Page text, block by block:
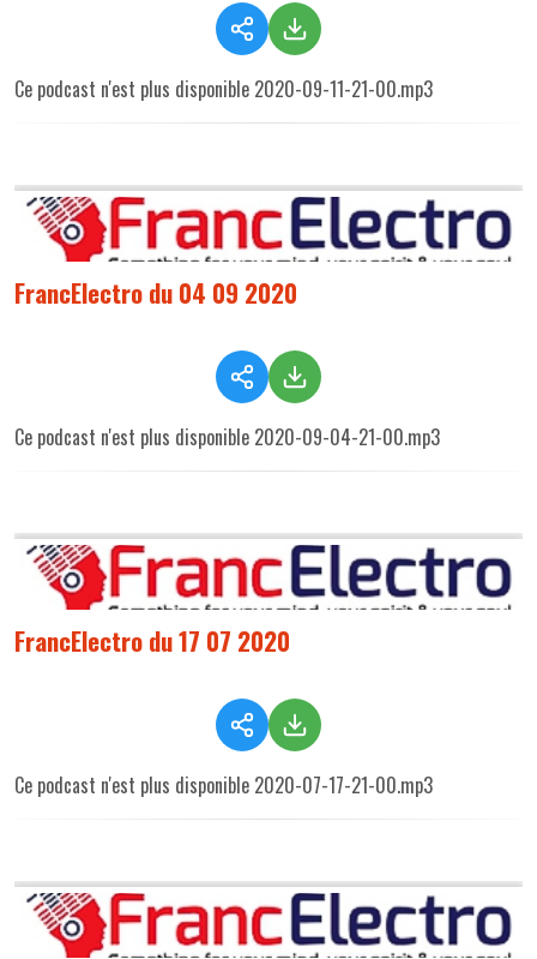
Ce podcast n'est plus disponible 2020-09-11-21-00.mp3
FrancElectro du 04 09 2020
Ce podcast n'est plus disponible 2020-09-04-21-00.mp3
FrancElectro du 17 07 2020
Ce podcast n'est plus disponible 2020-07-17-21-00.mp3